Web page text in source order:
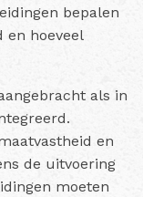
bepalen
en hoeveel
als in
en
de uitvoering
moeten